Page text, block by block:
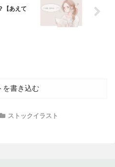
【あえて
を書き込む
ストックイラスト